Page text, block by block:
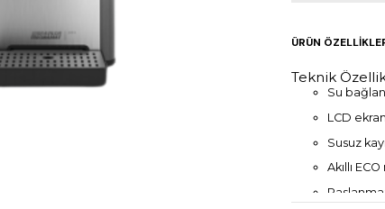
ÜRÜN
Teknik
Su
LCD
Susuz
Akıllı